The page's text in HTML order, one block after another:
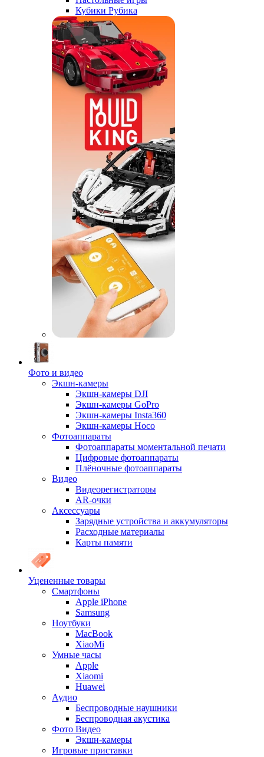
Кубики Рубика
Фото и видео
Экшн-камеры
Экшн-камеры DJI
Экшн-камеры GoPro
Экшн-камеры Insta360
Экшн-камеры Hoco
Фотоаппараты
Фотоаппараты моментальной печати
Цифровые фотоаппараты
Плёночные фотоаппараты
Видео
Видеорегистраторы
AR-очки
Аксессуары
Зарядные устройства и аккумуляторы
Расходные материалы
Карты памяти
Уцененные товары
Cмартфоны
Apple iPhone
Samsung
Ноутбуки
MacBook
XiaoMi
Умные часы
Apple
Xiaomi
Huawei
Аудио
Беспроводные наушники
Беспроводная акустика
Фото Видео
Экшн-камеры
Игровые приставки